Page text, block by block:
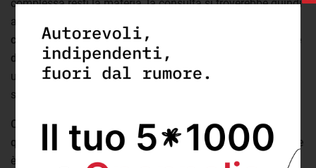
complessa resti la materia, la consulta si troverebbe quindi
a giudicare delle
chiaramente ignorato i principi generali stabiliti con legge
della repubblica.Lo stesso peraltro potrebbe accadere se
una o più di queste regioni scegliesse di adottare la
strategia usata in Veneto.
Certo resta aperta la questione dell’autoapplicazione di
quella che dovrebbe essere una legge quadro. Tuttavia se
è vero che i giudici di merito in passato hanno seguito